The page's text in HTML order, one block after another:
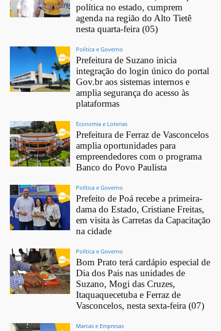
política no estado, cumprem
agenda na região do Alto Tietê
nesta quarta-feira (05)
Política e Governo
Prefeitura de Suzano inicia
integração do login único do portal
Gov.br aos sistemas internos e
amplia segurança do acesso às
plataformas
Economia e Loterias
Prefeitura de Ferraz de Vasconcelos
amplia oportunidades para
empreendedores com o programa
Banco do Povo Paulista
Política e Governo
Prefeito de Poá recebe a primeira-
dama do Estado, Cristiane Freitas,
em visita às Carretas da Capacitação
na cidade
Política e Governo
Bom Prato terá cardápio especial de
Dia dos Pais nas unidades de
Suzano, Mogi das Cruzes,
Itaquaquecetuba e Ferraz de
Vasconcelos, nesta sexta-feira (07)
Marcas e Empresas